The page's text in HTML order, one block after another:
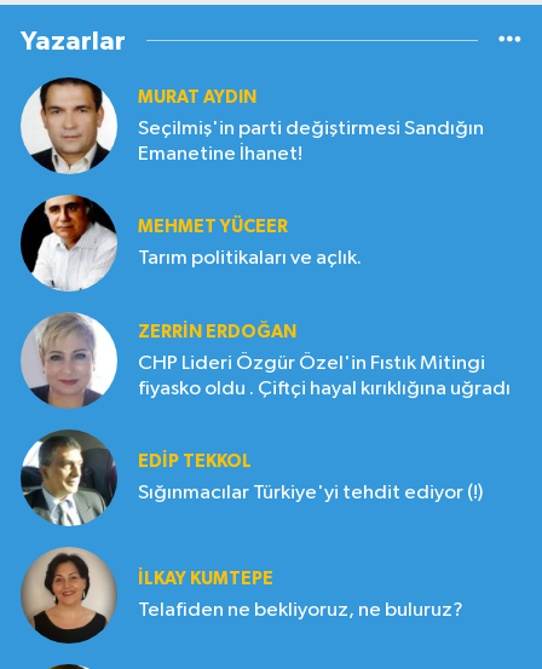
Yazarlar
MURAT AYDIN
Seçilmiş'in parti değiştirmesi Sandığın
Emanetine İhanet!
MEHMET YÜCEER
Tarım politikaları ve açlık.
ZERRIN ERDOĞAN
CHP Lideri Özgür Özel'in Fıstık Mitingi
fiyasko oldu . Çiftçi hayal kırıklığına uğradı
EDIP TEKKOL
Sığınmacılar Türkiye'yi tehdit ediyor (!)
İLKAY KUMTEPE
Telafiden ne bekliyoruz, ne buluruz?